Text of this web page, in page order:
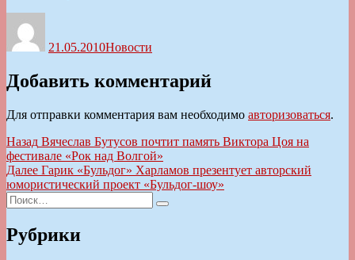
21.05.2010Новости
Добавить комментарий
Для отправки комментария вам необходимо авторизоваться.
Навигация
по
записям
Назад Предыдущая
запись:
Вячеслав Бутусов почтит память Виктора Цоя на
фестивале «Рок над Волгой»
Далее Следующая
запись:
Гарик «Бульдог» Харламов презентует авторский
юмористический проект «Бульдог-шоу»
Искать:
Поиск
Рубрики